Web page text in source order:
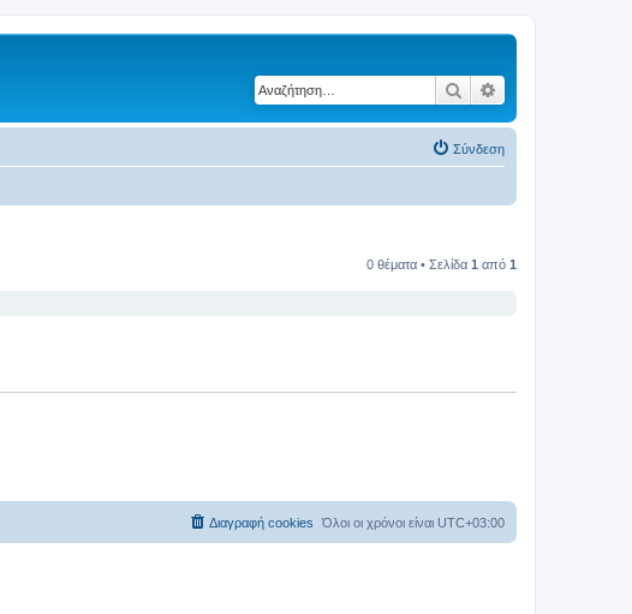
Αναζήτηση
Σύνδεση
0 θέματα • Σελίδα 1 από 1
Όλοι οι χρόνοι είναι UTC+03:00
Διαγραφή cookies